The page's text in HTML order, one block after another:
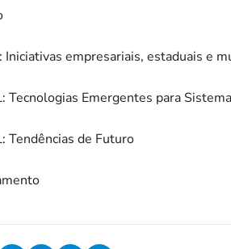
Iniciativas empresariais, estaduais e
Tecnologias Emergentes para
Tendências de Futuro